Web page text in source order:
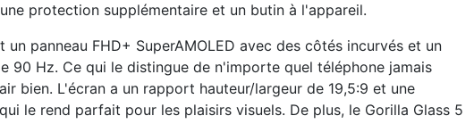
protection supplémentaire et un butin à l'appareil.
un panneau FHD+ SuperAMOLED avec des côtés incurvés et un
90 Hz. Ce qui le distingue de n'importe quel téléphone jamais
bien. L'écran a un rapport hauteur/largeur de 19,5:9 et une
le rend parfait pour les plaisirs visuels. De plus, le Gorilla Glass 5